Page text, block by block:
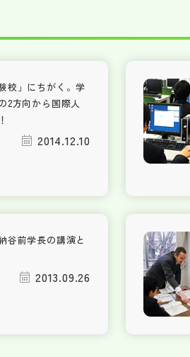
校」にちがく。学
2方向から国際人
2014.12.10
谷前学長の講演と
2013.09.26